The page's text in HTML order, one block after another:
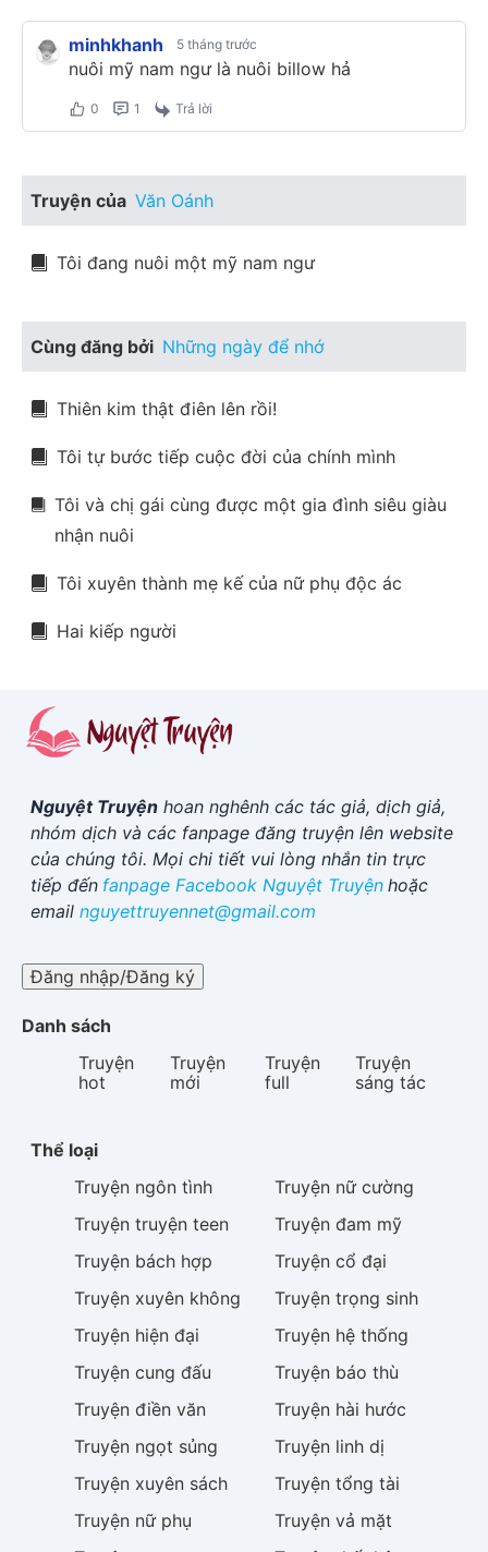
minhkhanh 5 tháng trước
nuôi mỹ nam ngư là nuôi billow hả
0 1 Trả lời
Truyện của Văn Oánh
Tôi đang nuôi một mỹ nam ngư
Cùng đăng bởi Những ngày để nhớ
Thiên kim thật điên lên rồi!
Tôi tự bước tiếp cuộc đời của chính mình
Tôi và chị gái cùng được một gia đình siêu giàu
nhận nuôi
Tôi xuyên thành mẹ kế của nữ phụ độc ác
Hai kiếp người
Nguyệt Truyện hoan nghênh các tác giả, dịch giả,
nhóm dịch và các fanpage đăng truyện lên website
của chúng tôi. Mọi chi tiết vui lòng nhắn tin trực
tiếp đến fanpage Facebook Nguyệt Truyện hoặc
email nguyettruyennet@gmail.com
Đăng nhập/Đăng ký
Danh sách
Truyện
hot
Truyện
mới
Truyện
full
Truyện
sáng tác
Thể loại
Truyện ngôn tình Truyện nữ cường
Truyện truyện teen Truyện đam mỹ
Truyện bách hợp Truyện cổ đại
Truyện xuyên không Truyện trọng sinh
Truyện hiện đại Truyện hệ thống
Truyện cung đấu Truyện báo thù
Truyện điền văn Truyện hài hước
Truyện ngọt sủng Truyện linh dị
Truyện xuyên sách Truyện tổng tài
Truyện nữ phụ Truyện vả mặt